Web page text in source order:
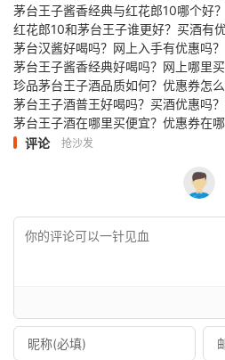
茅台王子酱香经典与红花郎10哪个好
红花郎10和茅台王子谁更好？买酒有优
茅台汉酱好喝吗？网上入手有优惠吗？
茅台王子酱香经典好喝吗？网上哪里买
珍品茅台王子酒品质如何？优惠券怎么
茅台王子酒普王好喝吗？买酒优惠吗？
茅台王子酒在哪里买便宜？优惠券在哪
评论
抢沙发